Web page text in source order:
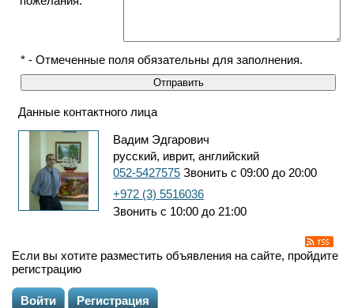
* - Отмеченные поля обязательны для заполнения.
Данные контактного лица
Вадим Эдгарович
русский, иврит, английский
052-5427575 Звонить с 09:00 до 20:00
+972 (3) 5516036
Звонить с 10:00 до 21:00
Если вы хотите разместить объявления на сайте, пройдите
регистрацию
Войти Регистрация